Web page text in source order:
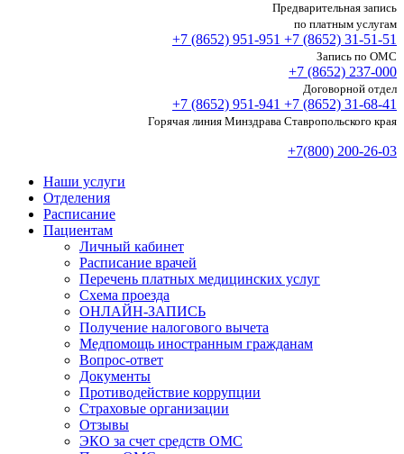
Предварительная запись
по платным услугам
+7 (8652) 951-951 +7 (8652) 31-51-51
Запись по ОМС
+7 (8652) 237-000
Договорной отдел
+7 (8652) 951-941 +7 (8652) 31-68-41
Горячая линия Минздрава Ставропольского края
+7(800) 200-26-03
Наши услуги
Отделения
Расписание
Пациентам
Личный кабинет
Расписание врачей
Перечень платных медицинских услуг
Схема проезда
ОНЛАЙН-ЗАПИСЬ
Получение налогового вычета
Медпомощь иностранным гражданам
Вопрос-ответ
Документы
Противодействие коррупции
Страховые организации
Отзывы
ЭКО за счет средств ОМС